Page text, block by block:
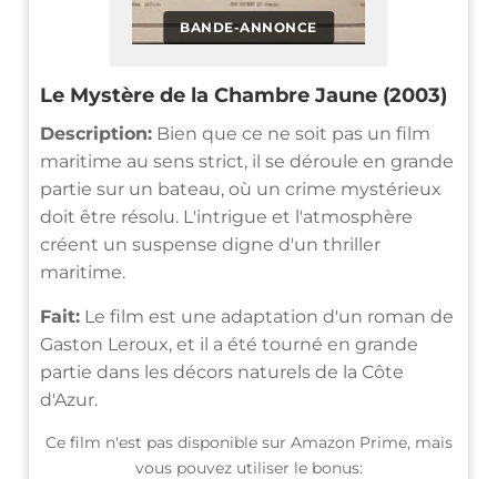
BANDE-ANNONCE
Le Mystère de la Chambre Jaune (2003)
Description: Bien que ce ne soit pas un film
maritime au sens strict, il se déroule en grande
partie sur un bateau, où un crime mystérieux
doit être résolu. L'intrigue et l'atmosphère
créent un suspense digne d'un thriller
maritime.
Fait: Le film est une adaptation d'un roman de
Gaston Leroux, et il a été tourné en grande
partie dans les décors naturels de la Côte
d'Azur.
Ce film n'est pas disponible sur Amazon Prime, mais
vous pouvez utiliser le bonus: